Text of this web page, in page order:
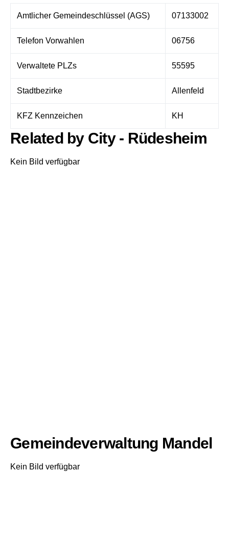
Amtlicher Gemeindeschlüssel (AGS) 07133002
Telefon Vorwahlen 06756
Verwaltete PLZs 55595
Stadtbezirke Allenfeld
KFZ Kennzeichen KH
Related by City - Rüdesheim
Kein Bild verfügbar
Gemeindeverwaltung Mandel
Kein Bild verfügbar